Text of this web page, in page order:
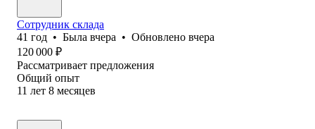
Сотрудник склада
41 год • Была вчера • Обновлено вчера
120 000 ₽
Рассматривает предложения
Общий опыт
11 лет 8 месяцев